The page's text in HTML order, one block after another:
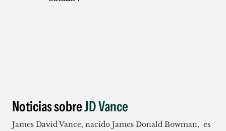
Noticias sobreJD Vance
James David Vance, nacido James Donald Bowman, ​ es